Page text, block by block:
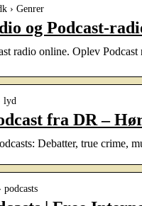
› Genrer
og Podcast-
radio online. Oplev
lyd
fra DR –
Debatter, true crime,